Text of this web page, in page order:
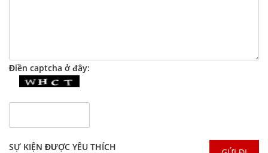
Điền captcha ở đây:
SỰ KIỆN ĐƯỢC YÊU THÍCH